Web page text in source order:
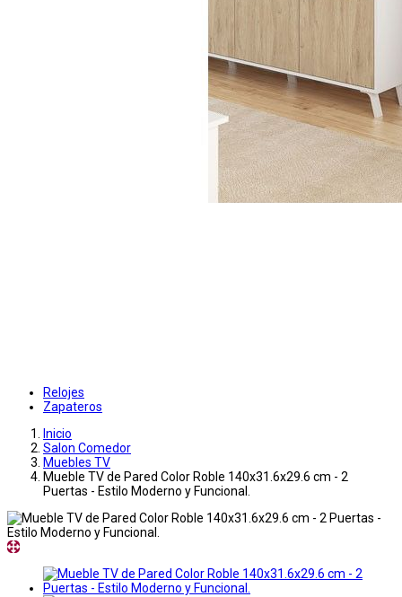
Relojes
Zapateros
Inicio
Salon Comedor
Muebles TV
Mueble TV de Pared Color Roble 140x31.6x29.6 cm - 2
Puertas - Estilo Moderno y Funcional.